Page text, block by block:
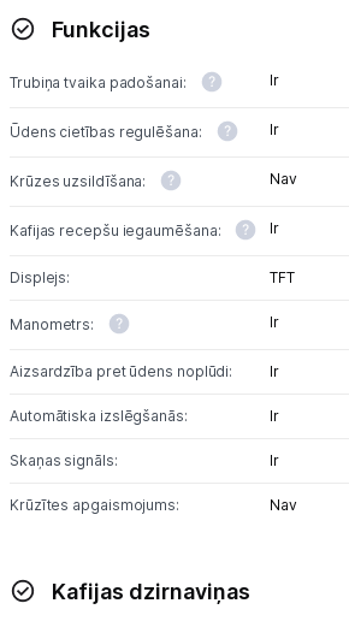
Funkcijas
Trubiņa tvaika padošanai: Ir
Ūdens cietības regulēšana: Ir
Krūzes uzsildīšana: Nav
Kafijas recepšu iegaumēšana: Ir
Displejs: TFT
Manometrs: Ir
Aizsardzība pret ūdens noplūdi: Ir
Automātiska izslēgšanās: Ir
Skaņas signāls: Ir
Krūzītes apgaismojums: Nav
Kafijas dzirnaviņas